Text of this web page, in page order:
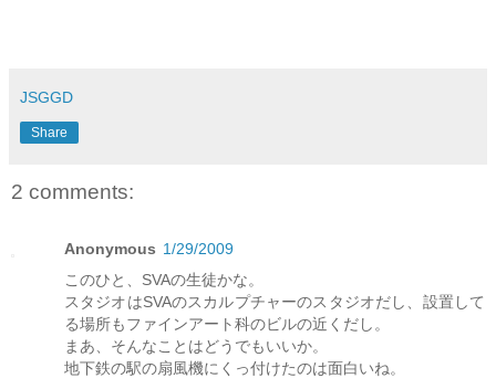
JSGGD
Share
2 comments:
Anonymous 1/29/2009
このひと、SVAの生徒かな。
スタジオはSVAのスカルプチャーのスタジオだし、設置して
る場所もファインアート科のビルの近くだし。
まあ、そんなことはどうでもいいか。
地下鉄の駅の扇風機にくっ付けたのは面白いね。